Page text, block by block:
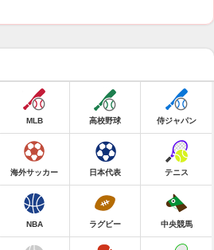
MLB 高校野球 侍ジャパン
海外サッカー 日本代表 テニス
NBA ラグビー 中央競馬